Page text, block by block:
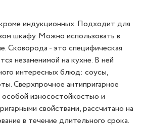
индукционных. Подходит для
шкафу. Можно использовать в
Сковорода - это специфическая
незаменимой на кухне. В ней
интересных блюд: соусы,
Сверхпрочное антипригарное
износостойкостью и
свойствами, рассчитано на
в течение длительного срока.